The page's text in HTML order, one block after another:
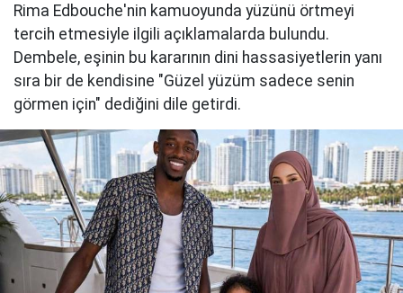
Rima Edbouche'nin kamuoyunda yüzünü örtmeyi
tercih etmesiyle ilgili açıklamalarda bulundu.
Dembele, eşinin bu kararının dini hassasiyetlerin yanı
sıra bir de kendisine "Güzel yüzüm sadece senin
görmen için" dediğini dile getirdi.